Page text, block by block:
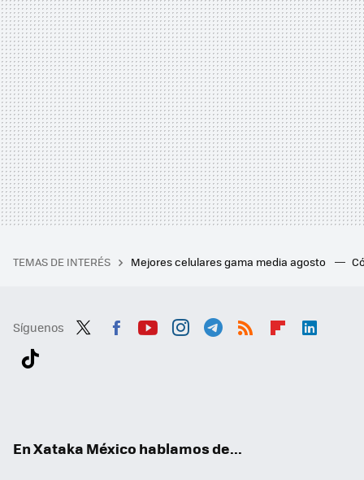
TEMAS DE INTERÉS Mejores celulares gama media agosto
Síguenos
En Xataka México hablamos de...